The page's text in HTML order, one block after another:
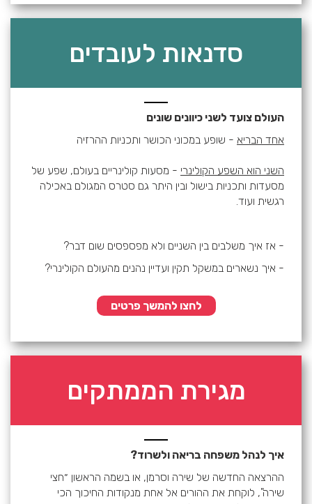
סדנאות לעובדים
העולם צועד לשני כיוונים שונים
אחד הבריא - שופע במכוני הכושר ותכניות ההרזיה
השני הוא השפע הקולינרי - מסעות קולינריים בעולם, שפע של
מסעדות ותכניות בישול ובין היתר גם סטרס המגולם באכילה
רגשית ועוד.
- אז איך משלבים בין השניים ולא מפספסים שום דבר?
- איך נשארים במשקל תקין ועדיין נהנים מהעולם הקולינרי?
לחצו להמשך פרטים
מגירת הממתקים
איך לנהל משפחה בריאה ולשרוד?
ההרצאה החדשה של שירה וסרמן, או בשמה הראשון ״חצי
שירה", לוקחת את ההורים אל אחת מנקודות החיכוך הכי